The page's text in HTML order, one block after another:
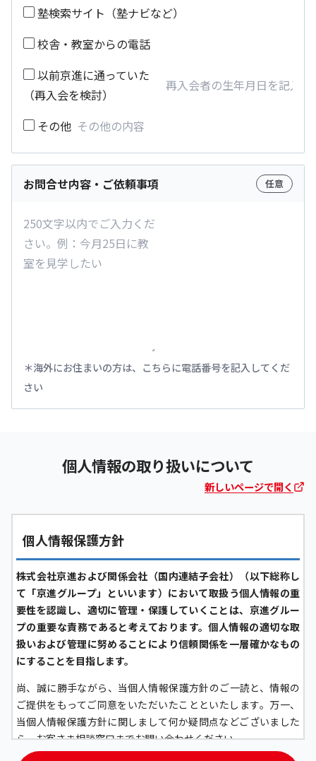
塾検索サイト（塾ナビなど）
校舎・教室からの電話
以前京進に通っていた
（再入会を検討）
その他
お問合せ内容・ご依頼事項 任意
海外にお住まいの方は、こちらに電話番号を記入してくだ
さい
個人情報の取り扱いについて
新しいページで開く
個人情報保護方針
株式会社京進および関係会社（国内連結子会社）（以下総称し
て「京進グループ」といいます）において取扱う個人情報の重
要性を認識し、適切に管理・保護していくことは、京進グルー
プの重要な責務であると考えております。個人情報の適切な取
扱いおよび管理に努めることにより信頼関係を一層確かなもの
にすることを目指します。
尚、誠に勝手ながら、当個人情報保護方針のご一読と、情報の
ご提供をもってご同意をいただいたことといたします。万一、
当個人情報保護方針に関しまして何か疑問点などございました
ら、お客さま相談窓口までお問い合わせください。